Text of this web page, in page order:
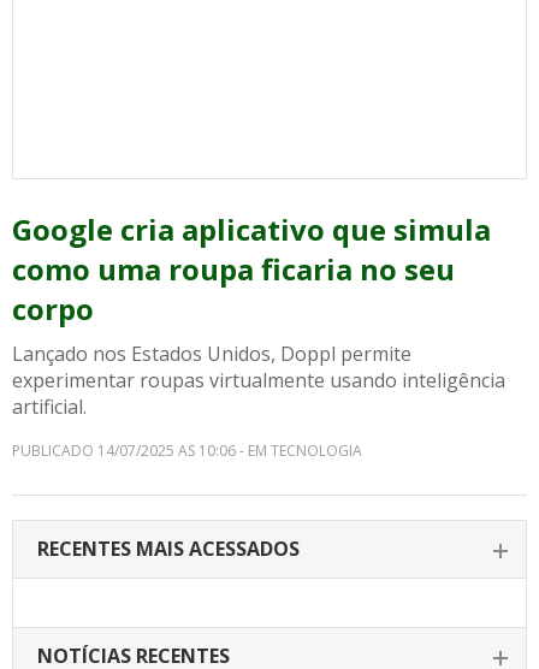
Google cria aplicativo que simula
como uma roupa ficaria no seu
corpo
Lançado nos Estados Unidos, Doppl permite
experimentar roupas virtualmente usando inteligência
artificial.
PUBLICADO 14/07/2025 AS 10:06 - EM TECNOLOGIA
RECENTES MAIS ACESSADOS
NOTÍCIAS RECENTES